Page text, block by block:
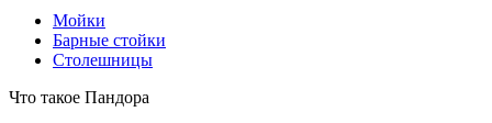
Мойки
Барные стойки
Столешницы
Что такое Пандора